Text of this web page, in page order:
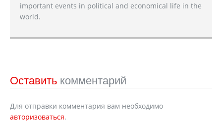
important events in political and economical life in the
world.
Оставить комментарий
Для отправки комментария вам необходимо
авторизоваться.